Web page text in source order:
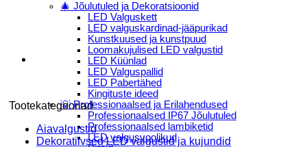
🎄 Jõulutuled ja Dekoratsioonid
LED Valguskett
LED valguskardinad-jääpurikad
Kunstkuused ja kunstpuud
Loomakujulised LED valgustid
LED Küünlad
LED Valguspallid
LED Pabertähed
Kingituste ideed
💡 Professionaalsed ja Erilahendused
Professionaalsed IP67 Jõulutuled
Professionaalsed lambiketid
LED valgusvoolikud
Tootekategooriad
Aiavalgustid
Dekoratiivsed LED valgustid ja kujundid